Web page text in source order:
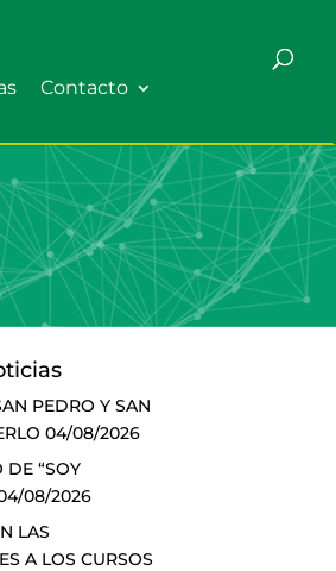
Contacto
PEDRO Y SAN
04/08/2026
DE “SOY
08/2026
LAS
A LOS CURSOS